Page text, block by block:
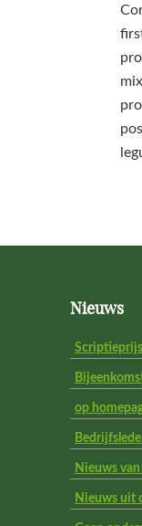
Nieuws
Scriptieprijs
op
Nieuws
Nieuws uit